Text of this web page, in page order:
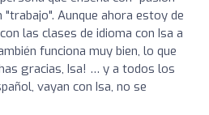
Aunque ahora estoy de
las clases de idioma con Isa a
funciona muy bien, lo que
gracias, Isa! … y a todos los
vayan con Isa, no se